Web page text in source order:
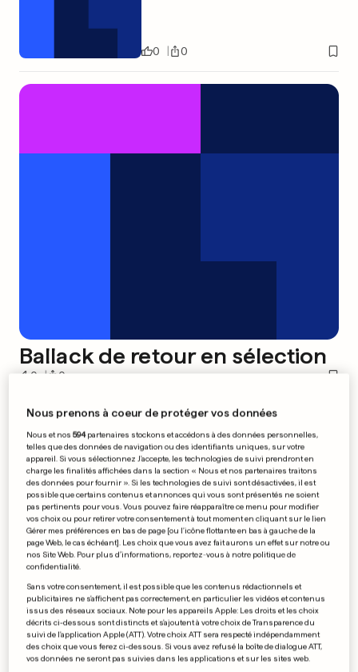
0 0
Ballack de retour en sélection
0 0
Le Sénégal sorti
0 0
Pouliquen «jouera le coup à
fond»
0 0
PUBLICITÉ
Nous prenons à coeur de protéger vos données
Nous et nos594partenaires stockons et accédons à des données personnelles,
telles que des données de navigation ou des identifiants uniques, sur votre
appareil. Si vous sélectionnez J'accepte, les technologies de suivi prendront en
charge les finalités affichées dans la section « Nous et nos partenaires traitons
des données pour fournir ». Si les technologies de suivi sont désactivées, il est
possible que certains contenus et annonces qui vous sont présentés ne soient
pas pertinents pour vous. Vous pouvez faire réapparaître ce menu pour modifier
vos choix ou pour retirer votre consentement à tout moment en cliquant sur le lien
Gérer mes préférences en bas de page [ou l'icône flottante en bas à gauche de la
page Web, le cas échéant]. Les choix que vous avez fait aurons un effet sur notre ou
nos Site Web. Pour plus d’informations, reportez-vous à notre politique de
confidentialité.
Sans votre consentement, il est possible que les contenus rédactionnels et
publicitaires ne s'affichent pas correctement, en particulier les vidéos et contenus
issus des réseaux sociaux. Note pour les appareils Apple: Les droits et les choix
décrits ci-dessous sont distincts et s'ajoutent à votre choix de Transparence du
suivi de l'application Apple (ATT). Votre choix ATT sera respecté indépendamment
des choix que vous ferez ci-dessous. Si vous avez refusé la boîte de dialogue ATT,
vos données ne seront pas suivies dans les applications et sur les sites web.